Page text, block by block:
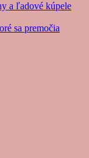
a ľadové kúpele
sa premočia